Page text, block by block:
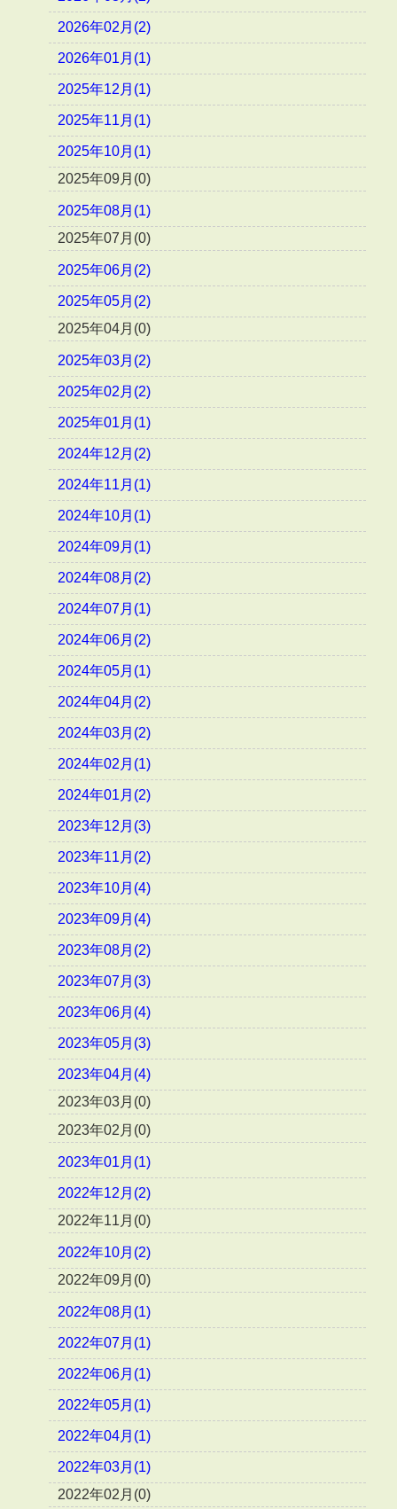
2026年02月(2)
2026年01月(1)
2025年12月(1)
2025年11月(1)
2025年10月(1)
2025年09月(0)
2025年08月(1)
2025年07月(0)
2025年06月(2)
2025年05月(2)
2025年04月(0)
2025年03月(2)
2025年02月(2)
2025年01月(1)
2024年12月(2)
2024年11月(1)
2024年10月(1)
2024年09月(1)
2024年08月(2)
2024年07月(1)
2024年06月(2)
2024年05月(1)
2024年04月(2)
2024年03月(2)
2024年02月(1)
2024年01月(2)
2023年12月(3)
2023年11月(2)
2023年10月(4)
2023年09月(4)
2023年08月(2)
2023年07月(3)
2023年06月(4)
2023年05月(3)
2023年04月(4)
2023年03月(0)
2023年02月(0)
2023年01月(1)
2022年12月(2)
2022年11月(0)
2022年10月(2)
2022年09月(0)
2022年08月(1)
2022年07月(1)
2022年06月(1)
2022年05月(1)
2022年04月(1)
2022年03月(1)
2022年02月(0)